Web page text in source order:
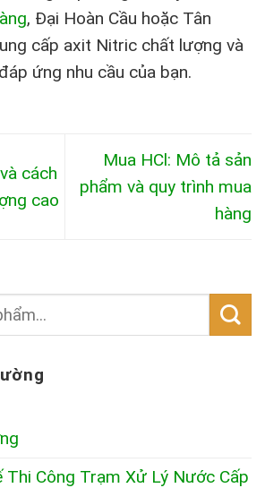
, Đại Hoàn Cầu hoặc Tân
cấp axit Nitric chất lượng và
ứng nhu cầu của bạn.
cách
cao
Mua HCl: Mô tả sản
phẩm và quy trình mua
hàng
Thi Công Trạm Xử Lý Nước Cấp